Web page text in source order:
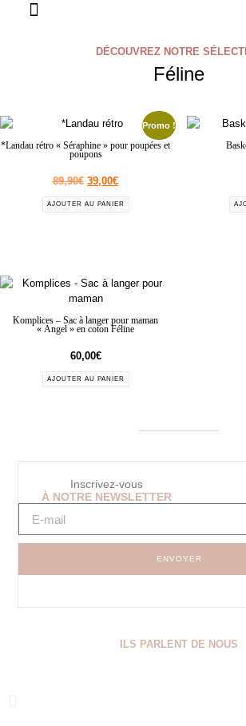
DÉCOUVREZ NOTRE
Féline
Promo !
*Landau rétro « Séraphine » pour poupées et
poupons
89,90€ 39,00€
AJOUTER AU PANIER
Komplices – Sac à langer pour maman
« Angel » en coton Féline
60,00€
AJOUTER AU PANIER
Inscrivez-vous
À NOTRE NEWSLETTER
ENVOYER
ILS PARLENT DE NOUS